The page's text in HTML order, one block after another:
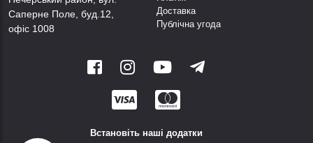
Саперне Поле, буд.12,
офіс 1008
Доставка
Публічна угода
Встановіть наші додатки